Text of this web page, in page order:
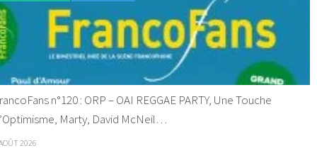
n°120 : ORP – OAI REGGAE PARTY, Une Touche
Marty, David McNeil…
2026